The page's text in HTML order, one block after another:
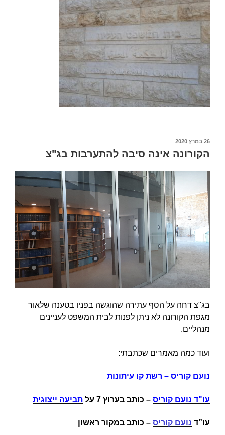
פורסם
26 במרץ 2020
הקורונה אינה סיבה להתערבות בג"צ
בג"צ דחה על הסף עתירה שהוגשה בפניו בטענה שלאור
מגפת הקורונה לא ניתן לפנות לבית המשפט לעניינים
מנהליים.
ועוד כמה מאמרים שכתבתי:
נועם קוריס – רשת קו עיתונות
עו"ד נועם קוריס – כותב בערוץ 7 על תביעה ייצוגית
עו”ד נועם קוריס – כותב במקור ראשון